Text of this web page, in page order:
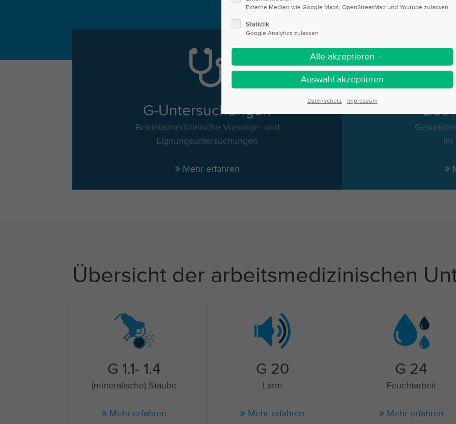
G-Untersuchungen
Betriebsmedizinische Vorsorge- und
Eignungsuntersuchungen
Mehr erfahren
im
Übersicht der arbeitsmedizinischen
G 1.1- 1.4
(mineralische) Stäube
Mehr erfahren
G 20
Lärm
Mehr erfahren
G 24
Feuchtarbeit
Mehr erfahren
Externe Medien wie Google Maps, OpenStreetMap und Youtube zulassen
Statistik
Google Analytics zulassen
Datenschutz Impressum